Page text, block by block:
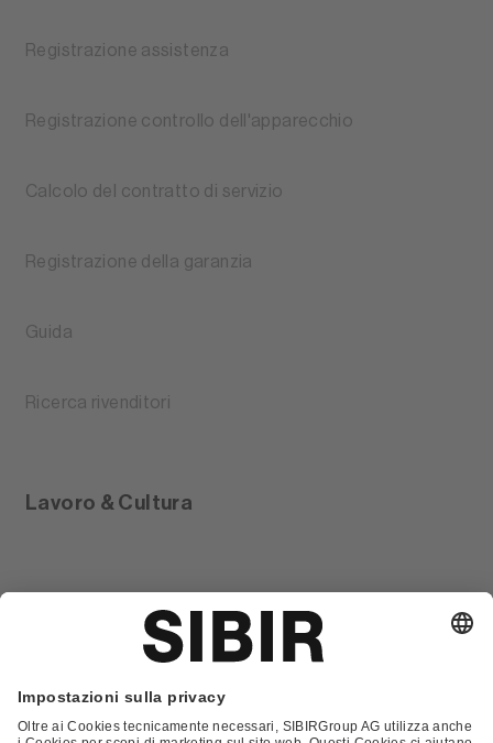
Registrazione assistenza
Registrazione controllo dell'apparecchio
Calcolo del contratto di servizio
Registrazione della garanzia
Guida
Ricerca rivenditori
Lavoro & Cultura
Contatto